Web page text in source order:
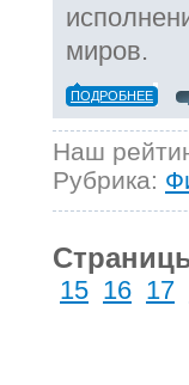
миров.
ПОДРОБНЕЕ
Наш
Рубрика:
15 16 17